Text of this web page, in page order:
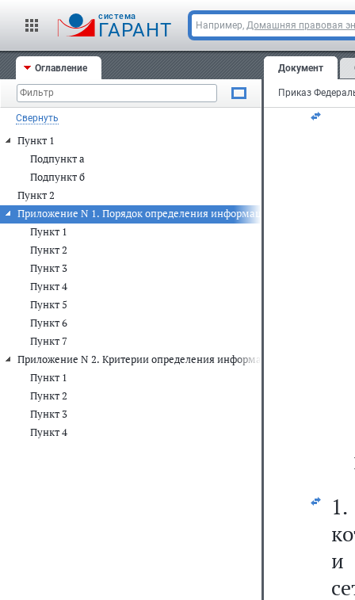
cистема
ГАРАНТ Например, Домашняя правовая
Оглавление
Свернуть
Пункт 1
Подпункт а
Подпункт б
Пункт 2
Приложение N 1. Порядок определения информационных ресурсов,
Пункт 1
Пункт 2
Пункт 3
Пункт 4
Пункт 5
Пункт 6
Пункт 7
Приложение N 2. Критерии определения информационных
Пункт 1
Пункт 2
Пункт 3
Пункт 4
Документ
и